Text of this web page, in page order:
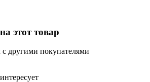
этот товар
другими покупателями